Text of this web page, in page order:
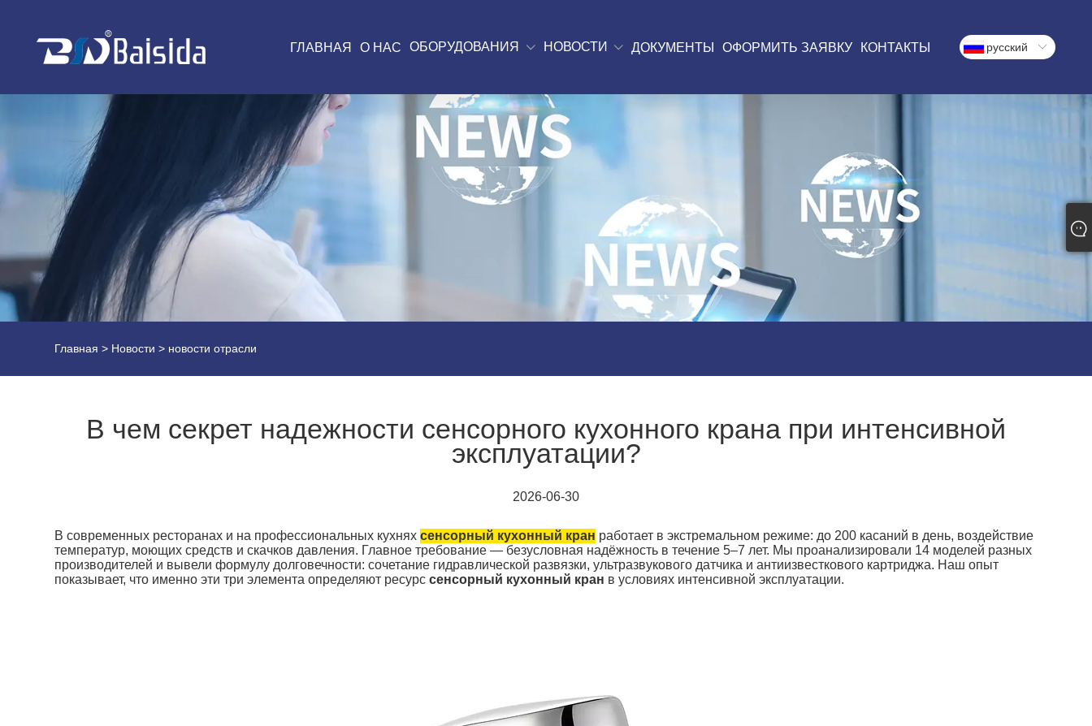
ГЛАВНАЯ О НАС ОБОРУДОВАНИЯ НОВОСТИ ДОКУМЕНТЫ ОФОРМИТЬ ЗАЯВКУ КОНТАКТЫ русский
Главная > Новости > новости отрасли
В чем секрет надежности сенсорного кухонного крана при интенсивной
эксплуатации?
2026-06-30
В современных ресторанах и на профессиональных кухняхсенсорный кухонный кран работает в экстремальном режиме: до 200 касаний в день, воздействие
температур, моющих средств и скачков давления. Главное требование — безусловная надёжность в течение 5–7 лет. Мы проанализировали 14 моделей разных
производителей и вывели формулу долговечности: сочетание гидравлической развязки, ультразвукового датчика и антиизвесткового картриджа. Наш опыт
показывает, что именно эти три элемента определяют ресурссенсорный кухонный кран в условиях интенсивной эксплуатации.